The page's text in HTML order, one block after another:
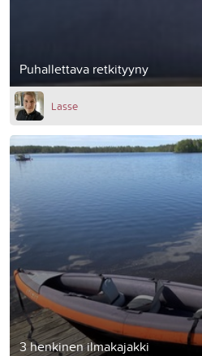
Puhallettava retkityyny
Lasse
3 henkinen ilmakajakki